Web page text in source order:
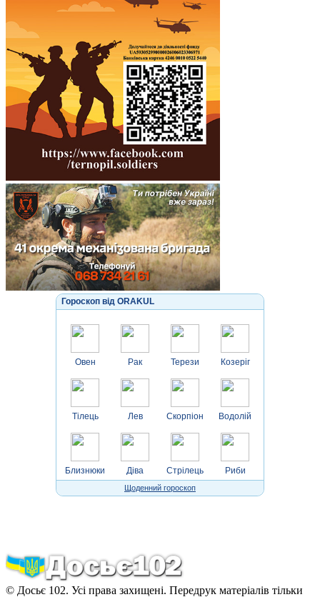
Гороскоп від ORAKUL
Овен
Тілець
Близнюки
Рак
Лев
Діва
Терези
Скорпіон
Стрілець
Козеріг
Водолій
Риби
Щоденний гороскоп
© Досьє 102. Усі права захищені. Передрук матеріалів тільки